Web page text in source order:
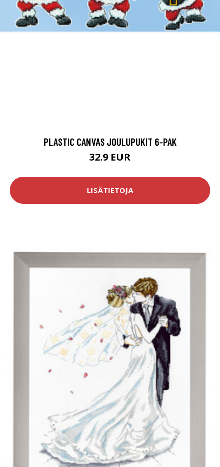
PLASTIC CANVAS JOULUPUKIT 6-PAK
32.9 EUR
LISÄTIETOJA